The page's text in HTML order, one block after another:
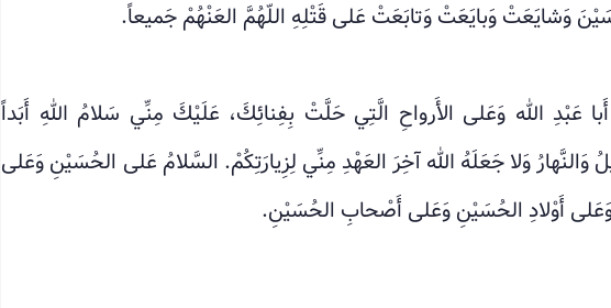
وَشايَعَتْ وَبايَعَتْ وَتابَعَتْ عَلى قَتْلِهِ اللّهُمَّ العَنْهُمْ جَميعاً.
عَبْدِ الله وَعَلى الأَرواحِ الَّتِي حَلَّتْ بِفِنائِكَ، عَلَيْكَ مِنِّي سَلامُ اللهِ أَبَداً
وَالنَّهارُ وَلا جَعَلَهُ الله آخِرَ العَهْدِ مِنِّي لِزِيارَتِكُمْ. السَّلامُ عَلى الحُسَيْنِ وَعَلى
أَوْلادِ الحُسَيْنِ وَعَلى أَصْحابِ الحُسَيْنِ.